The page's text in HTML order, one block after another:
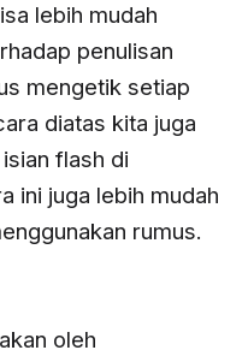
lebih mudah
penulisan
mengetik setiap
diatas kita juga
flash di
ini juga lebih mudah
rumus.
oleh